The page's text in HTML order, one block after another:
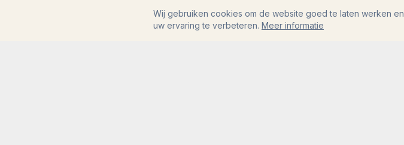
Wij gebruiken cookies om de website goed te laten werken en
uw ervaring te verbeteren. Meer informatie